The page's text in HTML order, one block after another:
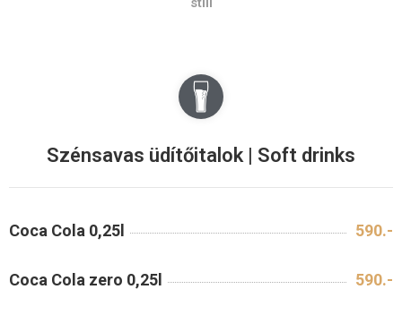
Szénsavas üdítőitalok | Soft drinks
Coca Cola 0,25l 590.-
Coca Cola zero 0,25l 590.-